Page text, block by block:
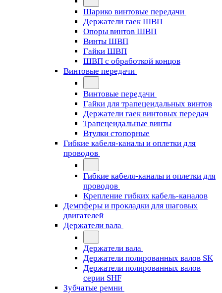
Шарико винтовые передачи
Держатели гаек ШВП
Опоры винтов ШВП
Винты ШВП
Гайки ШВП
ШВП с обработкой концов
Винтовые передачи
Винтовые передачи
Гайки для трапецеидальных винтов
Держатели гаек винтовых передач
Трапецеидальные винты
Втулки стопорные
Гибкие кабеля-каналы и оплетки для
проводов
Гибкие кабеля-каналы и оплетки для
проводов
Крепление гибких кабель-каналов
Демпферы и прокладки для шаговых
двигателей
Держатели вала
Держатели вала
Держатели полированных валов SK
Держатели полированных валов
серии SHF
Зубчатые ремни